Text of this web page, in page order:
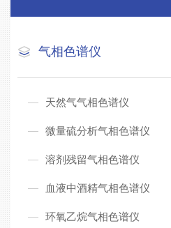
气相色谱仪
天然气气相色谱仪
微量硫分析气相色谱仪
溶剂残留气相色谱仪
血液中酒精气相色谱仪
环氧乙烷气相色谱仪